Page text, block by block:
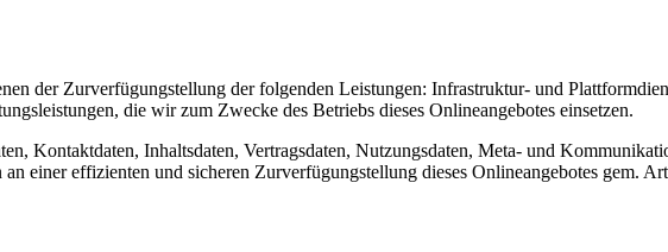
der Zurverfügungstellung der folgenden Leistungen: Infrastruktur- und
die wir zum Zwecke des Betriebs dieses Onlineangebotes einsetzen.
Kontaktdaten, Inhaltsdaten, Vertragsdaten, Nutzungsdaten, Meta- und
an einer effizienten und sicheren Zurverfügungstellung dieses Onlineangebotes